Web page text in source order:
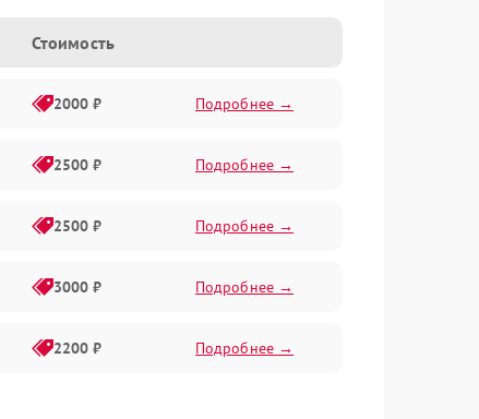
Стоимость
2000 ₽ Подробнее →
2500 ₽ Подробнее →
2500 ₽ Подробнее →
3000 ₽ Подробнее →
2200 ₽ Подробнее →